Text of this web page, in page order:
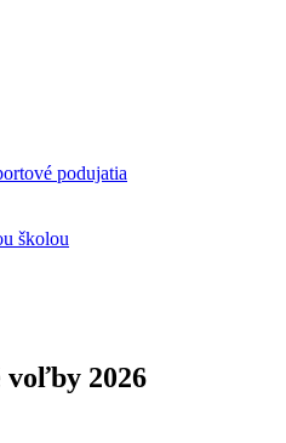
podujatia
školou
voľby 2026